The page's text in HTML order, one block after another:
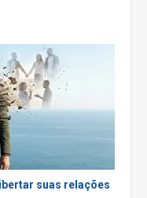
suas relações